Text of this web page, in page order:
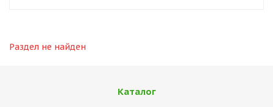
Раздел не найден
Каталог